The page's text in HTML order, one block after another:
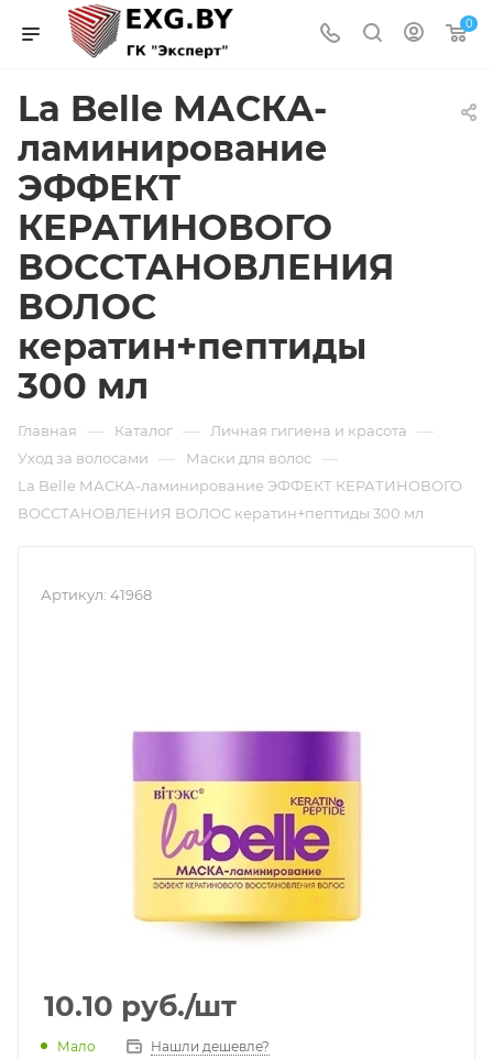
0
La Belle МАСКА-
ламинирование
ЭФФЕКТ
КЕРАТИНОВОГО
ВОССТАНОВЛЕНИЯ
ВОЛОС
кератин+пептиды
300 мл
Главная — Каталог — Личная гигиена и красота —
Уход за волосами — Маски для волос —
La Belle МАСКА-ламинирование ЭФФЕКТ КЕРАТИНОВОГО
ВОССТАНОВЛЕНИЯ ВОЛОС кератин+пептиды 300 мл
Артикул: 41968
10.10 руб./шт
Мало Нашли дешевле?